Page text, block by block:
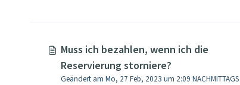
Muss ich bezahlen, wenn ich die
Reservierung storniere?
Geändert am Mo, 27 Feb, 2023 um 2:09 NACHMITTAGS